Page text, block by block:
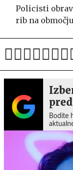
Policisti
rib na
Bodite